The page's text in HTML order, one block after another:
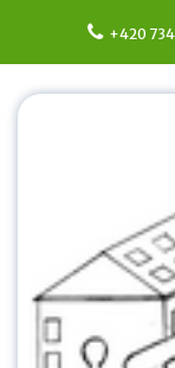
content
+420